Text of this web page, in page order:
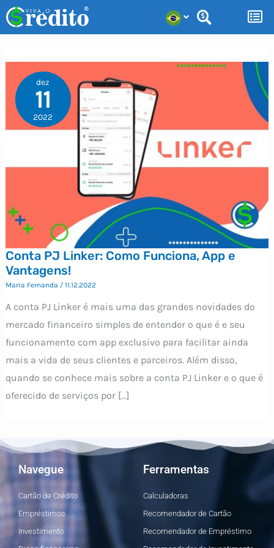
para
conteúdo
dez
11
2022
Conta PJ Linker: Como Funciona, App e
Vantagens!
Maria Fernanda / 11.12.2022
A conta PJ Linker é mais uma das grandes novidades do
mercado financeiro simples de entender o que é e seu
funcionamento com app exclusivo para facilitar ainda
mais a vida de seus clientes e parceiros. Além disso,
quando se conhece mais sobre a conta PJ Linker e o que é
oferecido de serviços por […]
Navegue
Cartão de Crédito
Empréstimos
Investimento
Ferramentas
Calculadoras
Recomendador de Cartão
Recomendador de Empréstimo